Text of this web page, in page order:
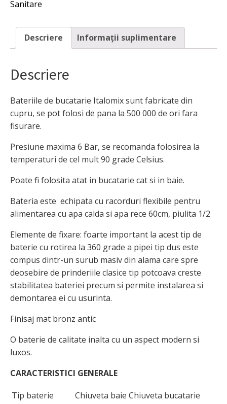
cartus
ceramic,
finisaj
antichizat,
prindere
surub
Sanitare
Descriere Informații suplimentare
Descriere
Bateriile de bucatarie Italomix sunt fabricate din
cupru, se pot folosi de pana la 500 000 de ori fara
fisurare.
Presiune maxima 6 Bar, se recomanda folosirea la
temperaturi de cel mult 90 grade Celsius.
Poate fi folosita atat in bucatarie cat si in baie.
Bateria este echipata cu racorduri flexibile pentru
alimentarea cu apa calda si apa rece 60cm, piulita 1/2
Elemente de fixare: foarte important la acest tip de
baterie cu rotirea la 360 grade a pipei tip dus este
compus dintr-un surub masiv din alama care spre
deosebire de prinderiile clasice tip potcoava creste
stabilitatea bateriei precum si permite instalarea si
demontarea ei cu usurinta.
Finisaj mat bronz antic
O baterie de calitate inalta cu un aspect modern si
luxos.
CARACTERISTICI GENERALE
Tip baterie
Chiuveta baie Chiuveta bucatarie